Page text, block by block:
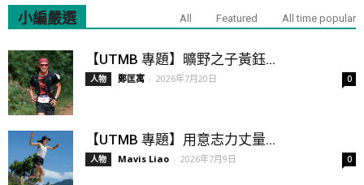
小編嚴選 All Featured All time popular
【UTMB 專題】曠野之子黃鈺...
人物 鄭匡寓 - 2026年7月20日 0
【UTMB 專題】用意志力丈量...
人物 Mavis Liao - 2026年7月9日 0